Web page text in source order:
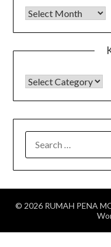
Arsip
KATEGORI
FOR:
© 2026 RUMAH PENA